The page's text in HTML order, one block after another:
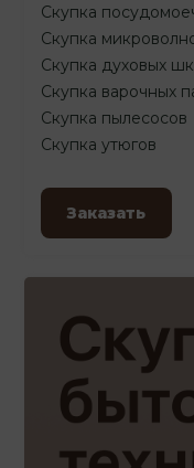
Скупка
Скупка
Скупка духовых
Скупка варочных
Скупка пылесосов
Скупка утюгов
Заказать